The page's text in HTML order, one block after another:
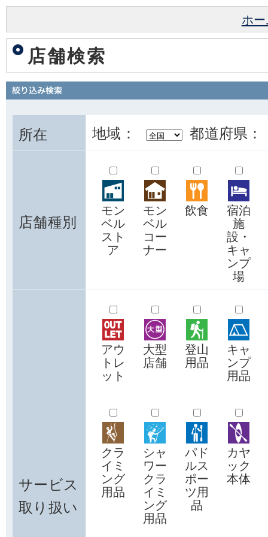
ホ
店舗検索
所在 地域： 都道府県：
店舗種別
モン
ベル
スト
ア
モン
ベル
コー
ナー
飲食 宿泊
施
設・
キャ
ンプ
場
サービス
取り扱い
アウ
トレ
ット
大型
店舗
登山
用品
キャ
ンプ
用品
クラ
イミ
ング
用品
シャ
ワー
クラ
イミ
ング
用品
パド
ルス
ポー
ツ用
品
カヤ
ック
本体